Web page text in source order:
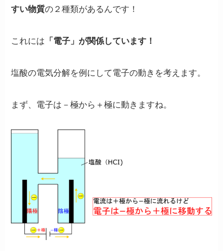
すい物質の２種類があるんです！
これには 「電子」が関係しています！
塩酸の電気分解を例にして電子の動きを考えます。
まず、 電子は－極から＋極に動きますね。